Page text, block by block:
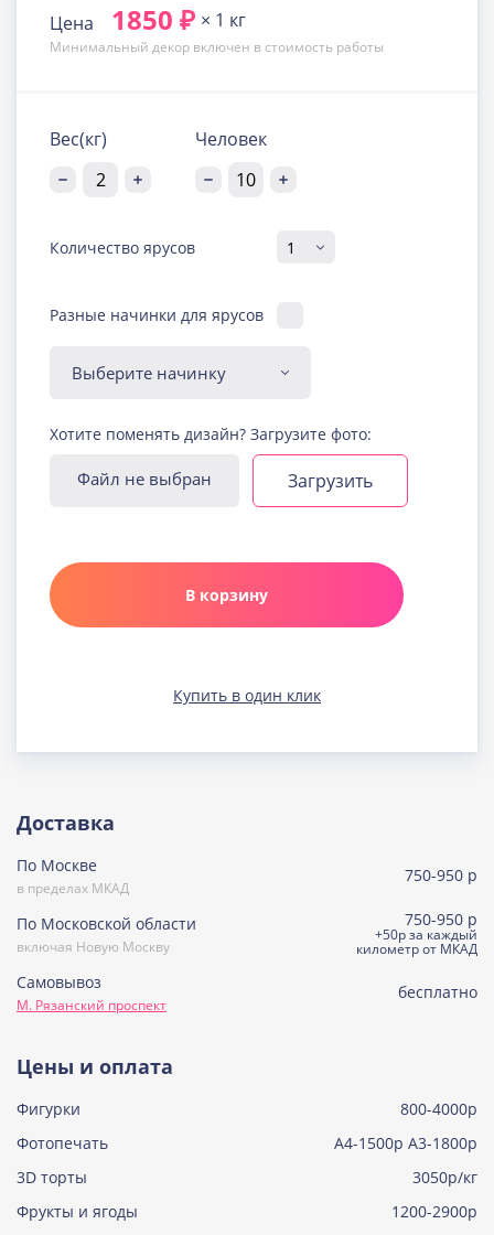
Цена 1850 ₽ × 1 кг
Минимальный декор включен в стоимость работы
Вес(кг) Человек
Количество ярусов
Разные начинки для ярусов
Диабетическая-
безглютеновая начинка
Узнать подробнее о начинке
Йогуртовая с ягодами
Узнать подробнее о начинке
Карамельная
Узнать подробнее о начинке
(постная)
Сметанная
Узнать подробнее о начинке
Узнать подробнее о начинке
Хотите поменять дизайн? Загрузите фото:
Файл не выбран Загрузить
В корзину
Купить в один клик
Доставка
По Москве
в пределах МКАД
750-950 р
По Московской области
включая Новую Москву
750-950 р
+50р за каждый
километр от МКАД
Самовывоз
М. Рязанский проспект
бесплатно
Цены и оплата
Фигурки
800-4000р
Фотопечать
А4-1500р А3-1800р
3D торты
3050р/кг
Фрукты и ягоды
1200-2900р